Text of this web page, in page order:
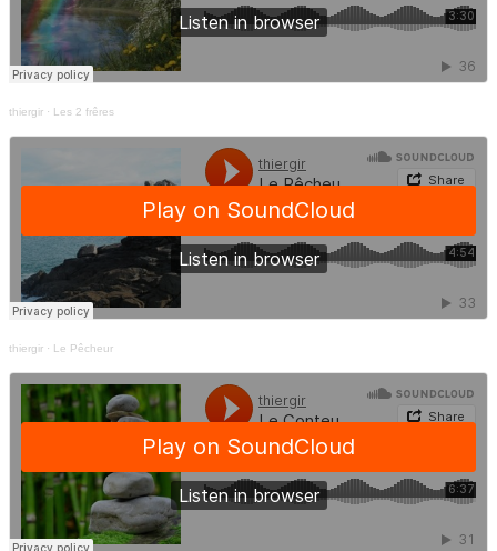
thiergir · Les 2 frêres
thiergir · Le Pêcheur